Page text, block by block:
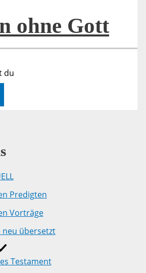
ohne Gott
du
Predigten
Vorträge
neu übersetzt
Testament